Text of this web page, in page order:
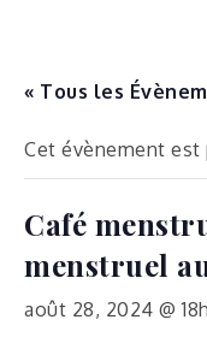
« Tous les
Cet évènement est
Café
menstruel
août 28, 2024 @